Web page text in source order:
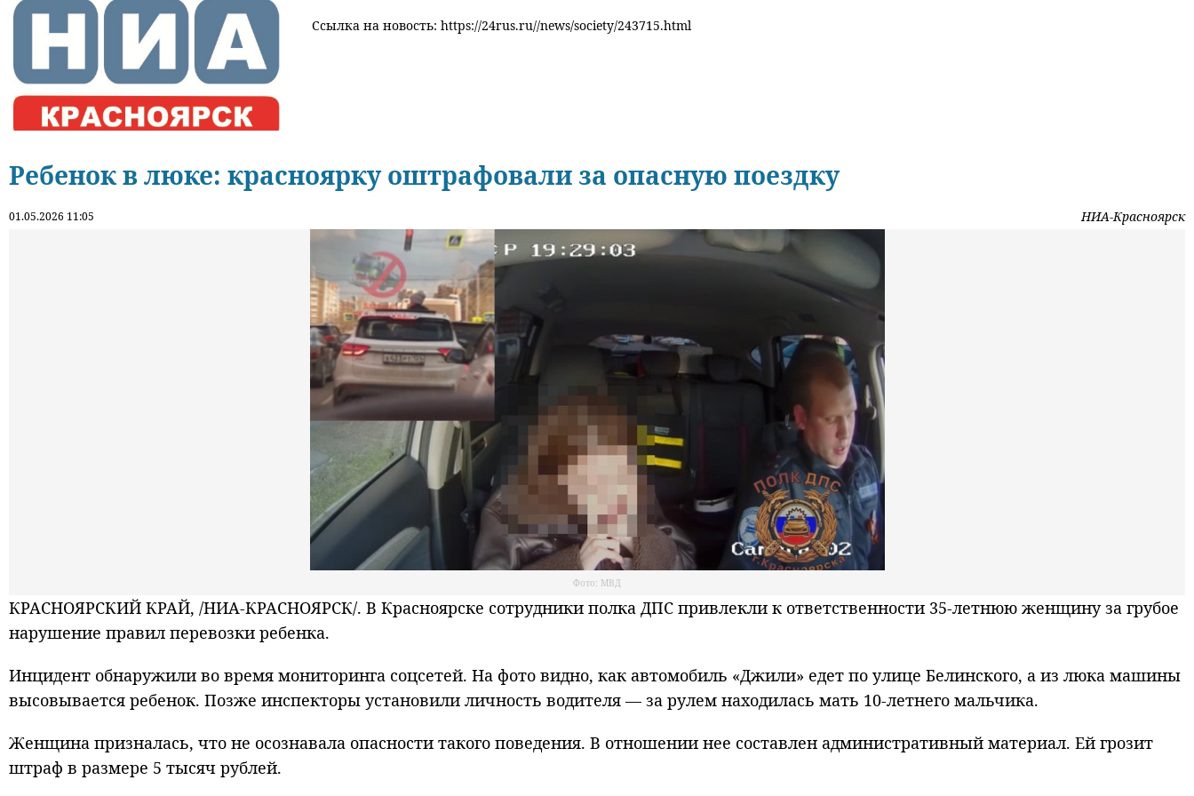
Ссылка на новость: https://24rus.ru//news/society/243715.html
Ребенок в люке: красноярку оштрафовали за опасную поездку
01.05.2026 11:05 НИА-Красноярск
Фото: МВД
КРАСНОЯРСКИЙ КРАЙ, /НИА-КРАСНОЯРСК/. В Красноярске сотрудники полка ДПС привлекли к ответственности 35-летнюю женщину за грубое
нарушение правил перевозки ребенка.
Инцидент обнаружили во время мониторинга соцсетей. На фото видно, как автомобиль «Джили» едет по улице Белинского, а из люка машины
высовывается ребенок. Позже инспекторы установили личность водителя — за рулем находилась мать 10-летнего мальчика.
Женщина призналась, что не осознавала опасности такого поведения. В отношении нее составлен административный материал. Ей грозит
штраф в размере 5 тысяч рублей.